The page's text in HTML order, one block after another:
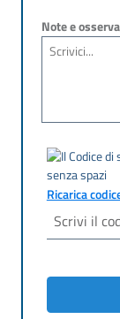
Note e
Ricarica